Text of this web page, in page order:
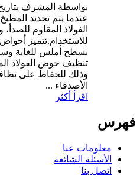
بواسطة المشرف بتاريخ 22-11-
عندما يتم تجديد
الفولاذ المقاوم
للاستخدام.تتميز أحواض
بسطح أملس للغاية
تنظيف حوض الفولاذ
وذلك للحفاظ على
الأصدقاء ...
اقرأ أكثر
فهرس
معلومات عنا
الأسئلة الشائعة
اتصل بنا